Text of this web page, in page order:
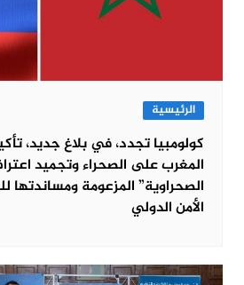
الرئيسية
كولومبيا تجدد، في بلاغ جديد،
المغرب على الصحراء وتجميد
الصحراوية” المزعومة
الأمن الدولي